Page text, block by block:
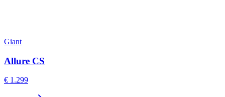
Giant
Allure CS
€ 1.299